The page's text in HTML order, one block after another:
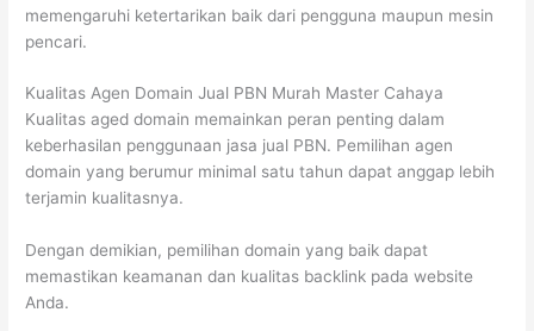
memengaruhi ketertarikan baik dari pengguna maupun mesin
pencari.
Kualitas Agen Domain Jual PBN Murah Master Cahaya
Kualitas aged domain memainkan peran penting dalam
keberhasilan penggunaan jasa jual PBN. Pemilihan agen
domain yang berumur minimal satu tahun dapat anggap lebih
terjamin kualitasnya.
Dengan demikian, pemilihan domain yang baik dapat
memastikan keamanan dan kualitas backlink pada website
Anda.